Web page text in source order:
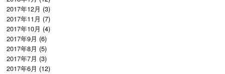
2017年12月 (3)
2017年11月 (7)
2017年10月 (4)
2017年9月 (6)
2017年8月 (5)
2017年7月 (3)
2017年6月 (12)